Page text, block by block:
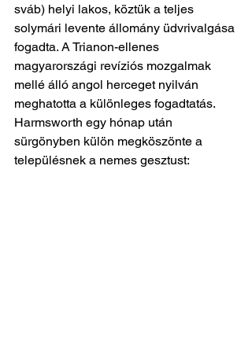
sváb) helyi lakos, köztük a teljes
solymári levente állomány üdvrivalgása
fogadta. A Trianon-ellenes
magyarországi revíziós mozgalmak
mellé álló angol herceget nyilván
meghatotta a különleges fogadtatás.
Harmsworth egy hónap után
sürgönyben külön megköszönte a
településnek a nemes gesztust: